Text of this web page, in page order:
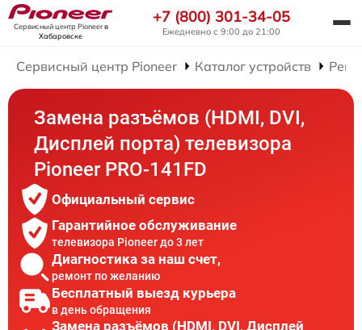
Сервисный центр Pioneerв
Хабаровске
+7 (800) 301-34-05
Ежедневно с 9:00 до 21:00
Сервисный центр Pioneer Каталог устройств
Замена разъёмов (HDMI, DVI,
Дисплей порта) телевизора
Pioneer PRO-141FD
Официальный сервис
Гарантийное обслуживание
телевизора Pioneer до 3 лет
Диагностика за наш счет,
ремонт по желанию
Бесплатный выезд курьера
в день обращения
Замена разъёмов (HDMI, DVI, Дисплей